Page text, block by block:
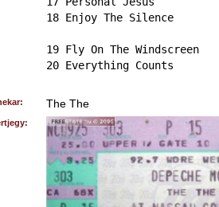
18 Enjoy The Silence
19 Fly On The Windscreen
20 Everything Counts
The The